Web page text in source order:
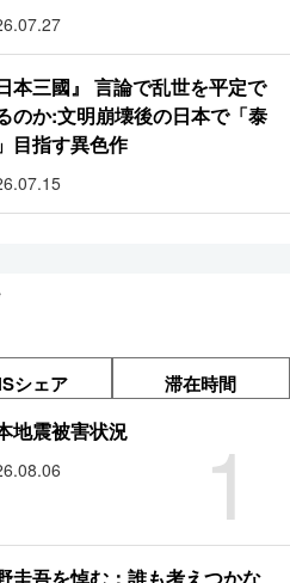
本三國』 言論で乱世を平定で
のか:文明崩壊後の日本で「泰
目指す異色作
シェア 滞在時間
1
地震被害状況